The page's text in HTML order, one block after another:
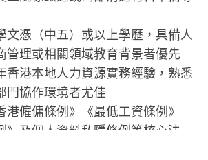
文憑（中五）或以上學歷，具備人
管理或相關領域教育背景者優先
香港本地人力資源實務經驗，熟悉
門協作環境者尤佳
港僱傭條例》《最低工資條例》
》及個人資料私隱條例等核心法
常見合規風險